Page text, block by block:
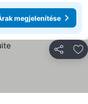
megjelenítése